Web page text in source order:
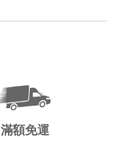
滿額免運